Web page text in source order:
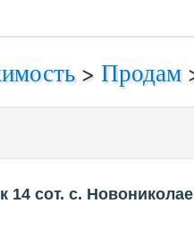
> Продам
сот. с.